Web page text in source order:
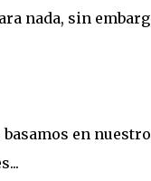
nada, sin
en